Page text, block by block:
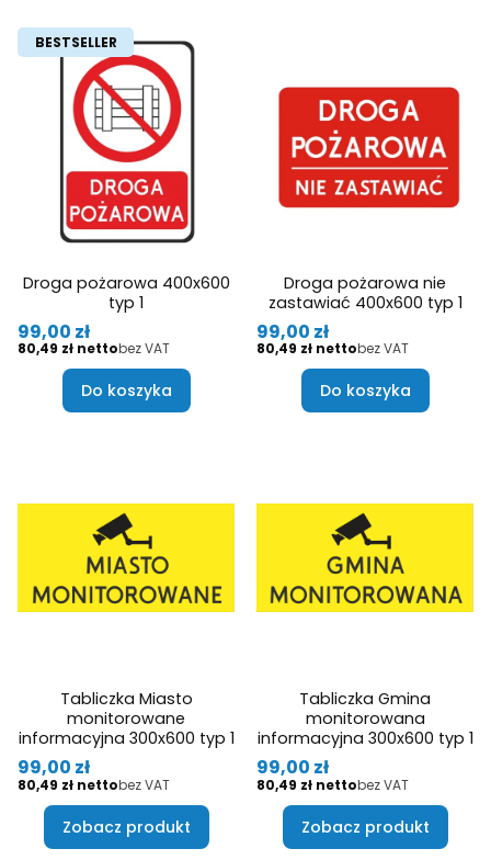
BESTSELLER
Droga pożarowa 400x600
typ 1
Cena
99,00 zł
Cena
80,49 zł bez VAT
Do koszyka
Droga pożarowa nie
zastawiać 400x600 typ 1
Cena
99,00 zł
Cena
80,49 zł bez VAT
Do koszyka
Tabliczka Miasto
monitorowane
informacyjna 300x600 typ 1
Cena
99,00 zł
Cena
80,49 zł bez VAT
Zobacz produkt
Tabliczka Gmina
monitorowana
informacyjna 300x600 typ 1
Cena
99,00 zł
Cena
80,49 zł bez VAT
Zobacz produkt